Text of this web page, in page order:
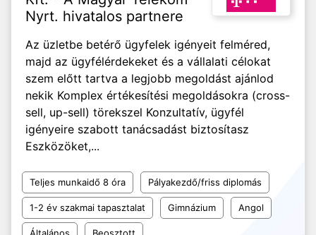
Nyrt. hivatalos partnere
Az üzletbe betérő ügyfelek igényeit felméred,
majd az ügyfélérdekeket és a vállalati célokat
szem előtt tartva a legjobb megoldást ajánlod
nekik Komplex értékesítési megoldásokra (cross-
sell, up-sell) törekszel Konzultatív, ügyfél
igényeire szabott tanácsadást biztosítasz
Eszközöket,...
Teljes munkaidő 8 óra Pályakezdő/friss diplomás
1-2 év szakmai tapasztalat Gimnázium Angol